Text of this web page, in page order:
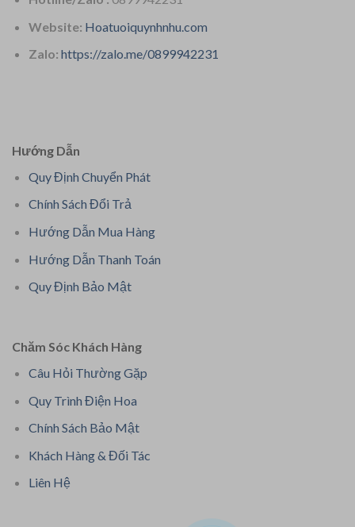
Website: Hoatuoiquynhnhu.com
Zalo: https://zalo.me/0899942231
Hướng Dẫn
Quy Định Chuyển Phát
Chính Sách Đổi Trả
Hướng Dẫn Mua Hàng
Hướng Dẫn Thanh Toán
Quy Định Bảo Mật
Chăm Sóc Khách Hàng
Câu Hỏi Thường Gặp
Quy Trình Điện Hoa
Chính Sách Bảo Mật
Khách Hàng & Đối Tác
Liên Hệ